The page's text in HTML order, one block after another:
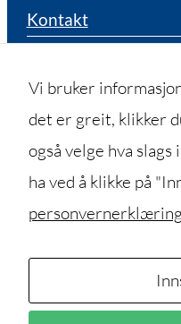
Kontakt
Hittegods
Besøksadresser
Tidligere ansatt
Fakturaadresse
Følg oss på facebook
Vi bruker
det er greit, klikker
også velge hva
ha ved å klikke på
personvernerklæring